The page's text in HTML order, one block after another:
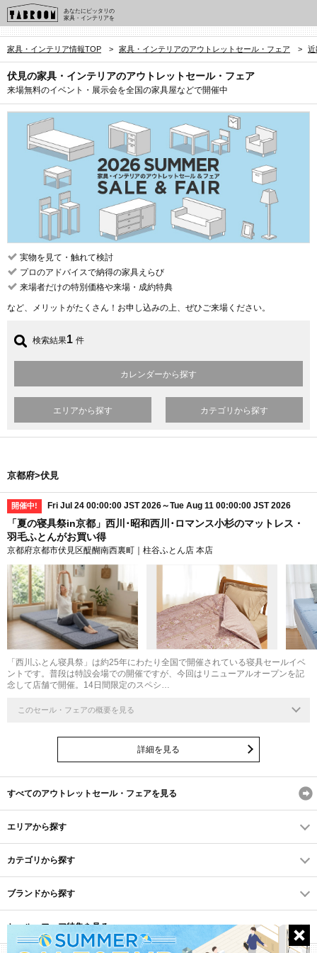
あなたにピッタリの
家具・インテリアを
家具・インテリア情報TOP > 家具・インテリアのアウトレットセール・フェア > 近
伏見の家具・インテリアのアウトレットセール・フェア
来場無料のイベント・展示会を全国の家具屋などで開催中
実物を見て・触れて検討
プロのアドバイスで納得の家具えらび
来場者だけの特別価格や来場・成約特典
など、メリットがたくさん！お申し込みの上、ぜひご来場ください。
検索結果1 件
カレンダーから探す
エリアから探す カテゴリから探す
京都府>伏見
開催中! Fri Jul 24 00:00:00 JST 2026～Tue Aug 11 00:00:00 JST 2026
「夏の寝具祭in京都」西川･昭和西川･ロマンス小杉のマットレス・
羽毛ふとんがお買い得
京都府京都市伏見区醍醐南西裏町｜柱谷ふとん店 本店
「西川ふとん寝具祭」は約25年にわたり全国で開催されている寝具セールイベ
ントです。普段は特設会場での開催ですが、今回はリニューアルオープンを記
念して店舗で開催。14日間限定のスペシ…
このセール・フェアの概要を見る
詳細を見る
すべてのアウトレットセール・フェアを見る
エリアから探す
カテゴリから探す
ブランドから探す
セール・フェア特集を見る